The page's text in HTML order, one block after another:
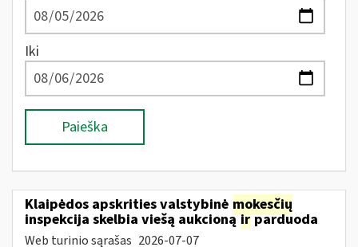
Iki
Paieška
Klaipėdos apskrities valstybinė mokesčių
inspekcija skelbia viešą aukcionąirparduoda
Web turinio sąrašas 2026-07-07